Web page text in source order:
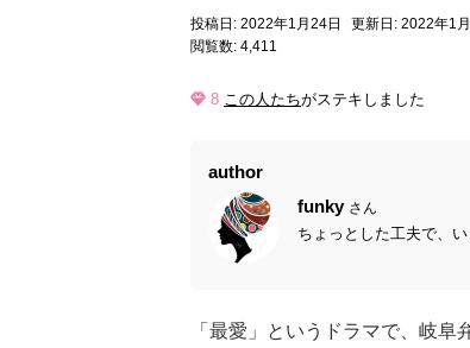
投稿日: 2022年1月24日
更新日: 2022年1
閲覧数: 4,411
8 この人たちがステキしました
author
funky さん
ちょっとした工夫で、
「最愛」というドラマで、岐